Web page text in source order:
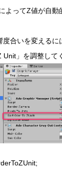
よってZ値が自動
度合いを変える
Unit」を調整して